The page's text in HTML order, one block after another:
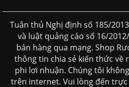
Tuân thủ Nghị định số 185/
và luật quảng cáo số 16/
bán hàng qua mạng. Shop
thông tin chia sẻ kiến thức về
phi lơi nhuận. Chúng tôi
trên internet. Vui lòng đến